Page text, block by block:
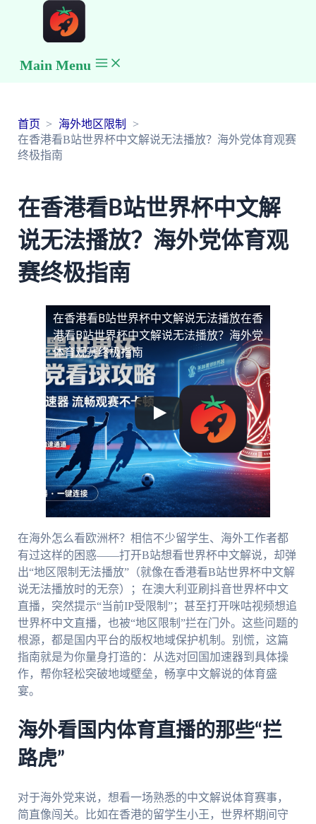
Main Menu
首页
海外地区限制
在香港看B站世界杯中文解说无法播放？海外党体育观赛
终极指南
在香港看B站世界杯中文解
说无法播放？海外党体育观
赛终极指南
在香港看B站世界杯中文解说无法播放在香
港看B站世界杯中文解说无法播放？海外党
体育观赛终极指南
在海外怎么看欧洲杯？相信不少留学生、海外工作者都
有过这样的困惑——打开B站想看世界杯中文解说，却弹
出“地区限制无法播放”（就像在香港看B站世界杯中文解
说无法播放时的无奈）；在澳大利亚刷抖音世界杯中文
直播，突然提示“当前IP受限制”；甚至打开咪咕视频想追
世界杯中文直播，也被“地区限制”拦在门外。这些问题的
根源，都是国内平台的版权地域保护机制。别慌，这篇
指南就是为你量身打造的：从选对回国加速器到具体操
作，帮你轻松突破地域壁垒，畅享中文解说的体育盛
宴。
海外看国内体育直播的那些“拦
路虎”
对于海外党来说，想看一场熟悉的中文解说体育赛事，
简直像闯关。比如在香港的留学生小王，世界杯期间守